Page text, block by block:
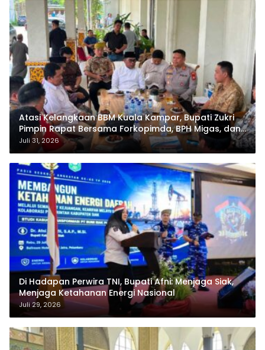
Atasi Kelangkaan BBM Kuala Kampar, Bupati Zukri
Pimpin Rapat Bersama Forkopimda, BPH Migas, dan
Pertamina
Juli 31, 2026
Di Hadapan Perwira TNI, Bupati Afni: Menjaga Siak,
Menjaga Ketahanan Energi Nasional
Juli 29, 2026